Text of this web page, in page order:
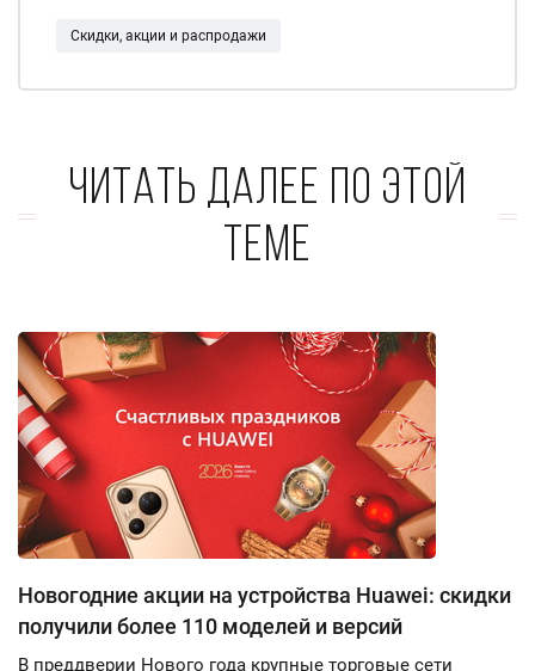
Скидки, акции и распродажи
Читать далее по этой
теме
Новогодние акции на устройства Huawei: скидки
получили более 110 моделей и версий
В преддверии Нового года крупные торговые сети